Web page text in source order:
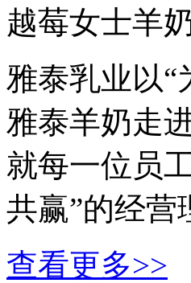
越莓女士羊
雅泰乳业以“
雅泰羊奶走
就每一位员
共赢”的经营
查看更多>>